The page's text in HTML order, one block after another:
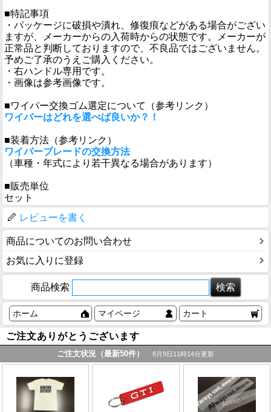
■特記事項
・パッケージに破損や潰れ、修復痕などがある場合がござい
ますが、メーカーからの入荷時からの状態です。メーカーが
正常品と判断しておりますので、不良品ではございません。
予めご了承のうえご購入ください。
・右ハンドル専用です。
・画像は参考画像です。
■ワイパー交換ゴム選定について（参考リンク）
ワイパーはどれを選べば良いか？！
■装着方法（参考リンク）
ワイパーブレードの交換方法
（車種・年式により若干異なる場合があります）
■販売単位
セット
レビューを書く
商品についてのお問い合わせ
お気に入りに登録
商品検索
ホーム マイページ カート
ご注文ありがとうございます